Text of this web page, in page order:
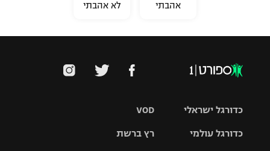
אהבתי לא אהבתי
VOD
רץ ברשת
כדורגל ישראלי
כדורגל עולמי